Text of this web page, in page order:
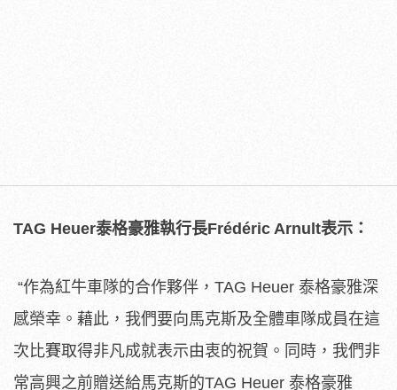
TAG Heuer泰格豪雅執行長Frédéric Arnult表示：
“作為紅牛車隊的合作夥伴， TAG Heuer 泰格豪雅深
感榮幸。藉此，我們要向馬克斯及全體車隊成員在這
次比賽取得非凡成就表示由衷的祝賀。同時，我們非
常高興之前贈送給馬克斯的TAG Heuer 泰格豪雅